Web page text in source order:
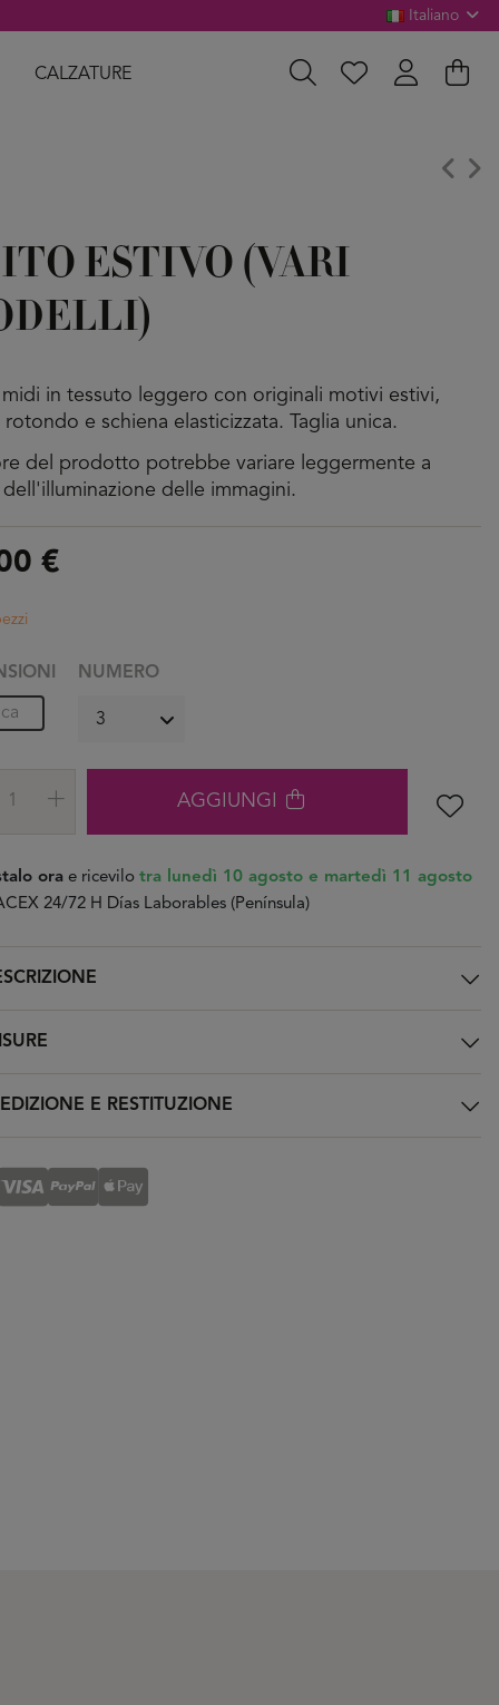
Italiano
CALZATURE
ESTIVO (VARI
in tessuto leggero con originali motivi estivi,
e schiena elasticizzata. Taglia unica.
del prodotto potrebbe variare leggermente a
dell'illuminazione delle immagini.
€
NUMERO
AGGIUNGI
ora e ricevilotra lunedì 10 agosto e martedì 11 agosto
24/72 H Días Laborables (Península)
E RESTITUZIONE